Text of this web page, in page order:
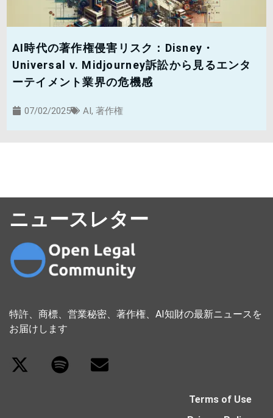
AI時代の著作権侵害リスク：Disney・
Universal v. Midjourney訴訟から見るエンタ
ーテイメント業界の危機感
07/02/2025 AI, 著作権
ニュースレター
特許、商標、営業秘密、著作権、AI知財の最新ニュースを
お届けします
Terms of Use